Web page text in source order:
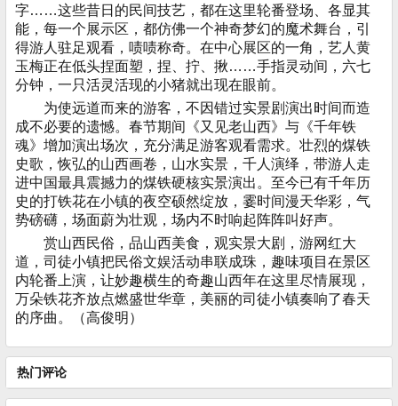
字……这些昔日的民间技艺，都在这里轮番登场、各显其
能，每一个展示区，都仿佛一个神奇梦幻的魔术舞台，引
得游人驻足观看，啧啧称奇。在中心展区的一角，艺人黄
玉梅正在低头捏面塑，捏、拧、揪……手指灵动间，六七
分钟，一只活灵活现的小猪就出现在眼前。
为使远道而来的游客，不因错过实景剧演出时间而造
成不必要的遗憾。春节期间《又见老山西》与《千年铁
魂》增加演出场次，充分满足游客观看需求。壮烈的煤铁
史歌，恢弘的山西画卷，山水实景，千人演绎，带游人走
进中国最具震撼力的煤铁硬核实景演出。至今已有千年历
史的打铁花在小镇的夜空硕然绽放，霎时间漫天华彩，气
势磅礴，场面蔚为壮观，场内不时响起阵阵叫好声。
赏山西民俗，品山西美食，观实景大剧，游网红大
道，司徒小镇把民俗文娱活动串联成珠，趣味项目在景区
内轮番上演，让妙趣横生的奇趣山西年在这里尽情展现，
万朵铁花齐放点燃盛世华章，美丽的司徒小镇奏响了春天
的序曲。（高俊明）
热门评论